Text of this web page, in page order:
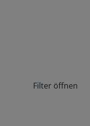
Filter öffnen